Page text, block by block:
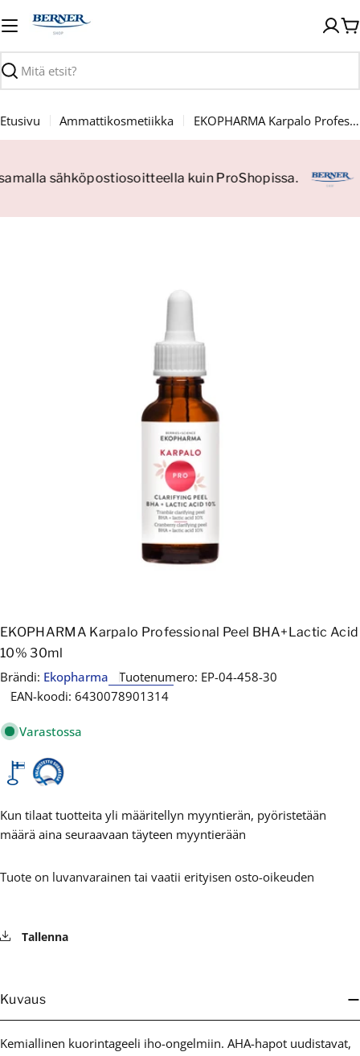
sisältöön
Haku
Etusivu Ammattikosmetiikka EKOPHARMA Karpalo Professional Peel BHA+Lactic Acid 10% 30ml
sähköpostiosoitteella kuin ProShopissa.
EKOPHARMA Karpalo Professional Peel BHA+Lactic Acid
10% 30ml
Brändi: Ekopharma Tuotenumero: EP-04-458-30
EAN-koodi: 6430078901314
Varastossa
Kun tilaat tuotteita yli määritellyn myyntierän, pyöristetään
määrä aina seuraavaan täyteen myyntierään
Tuote on luvanvarainen tai vaatii erityisen osto-oikeuden
Tallenna
Kuvaus
Kemiallinen kuorintageeli iho-ongelmiin. AHA-hapot uudistavat,